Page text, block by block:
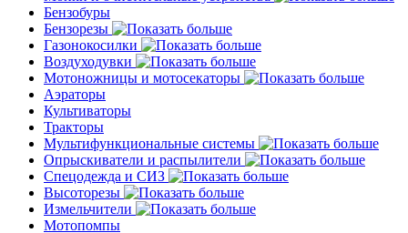
Бензобуры
Бензорезы
Газонокосилки
Воздуходувки
Мотоножницы и мотосекаторы
Аэраторы
Культиваторы
Тракторы
Мультифункциональные системы
Опрыскиватели и распылители
Спецодежда и СИЗ
Высоторезы
Измельчители
Мотопомпы